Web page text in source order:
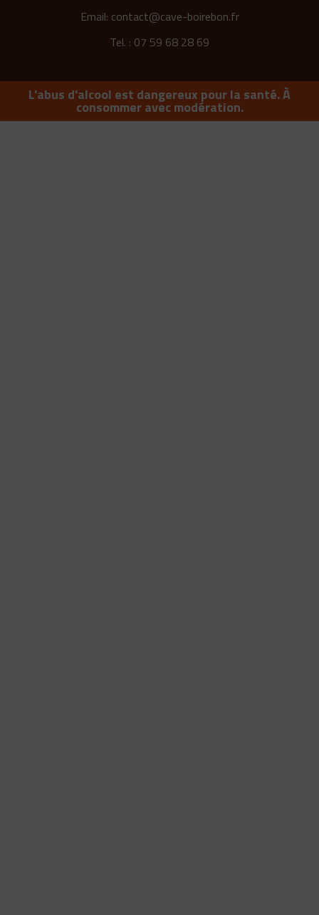
Email: contact@cave-boirebon.fr
Tel. : 07 59 68 28 69
L'abus d'alcool est dangereux pour la santé. À
consommer avec modération.